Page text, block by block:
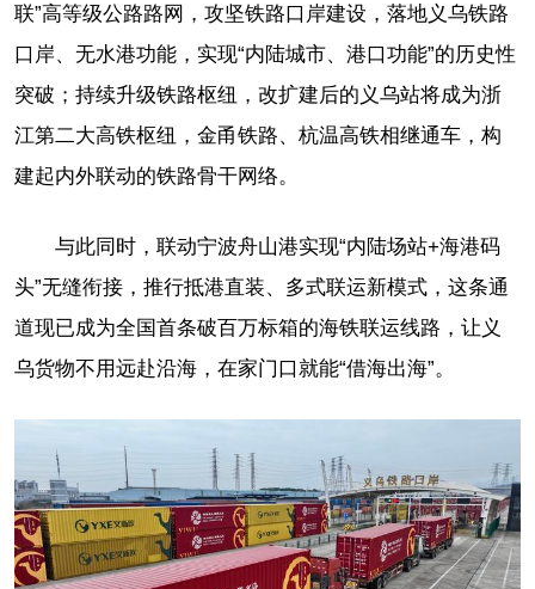
联”高等级公路路网，攻坚铁路口岸建设，落地义乌铁路
口岸、无水港功能，实现“内陆城市、港口功能”的历史性
突破；持续升级铁路枢纽，改扩建后的义乌站将成为浙
江第二大高铁枢纽，金甬铁路、杭温高铁相继通车，构
建起内外联动的铁路骨干网络。
与此同时，联动宁波舟山港实现“内陆场站+海港码
头”无缝衔接，推行抵港直装、多式联运新模式，这条通
道现已成为全国首条破百万标箱的海铁联运线路，让义
乌货物不用远赴沿海，在家门口就能“借海出海”。